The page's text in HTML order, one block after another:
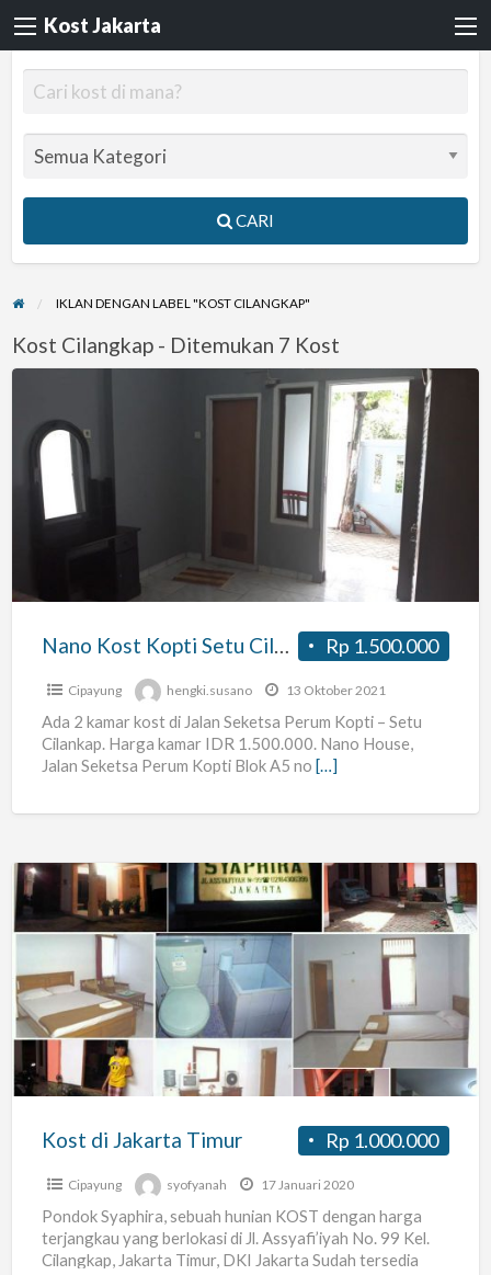
Kost Jakarta
CARI
IKLAN DENGAN LABEL "KOST CILANGKAP"
Kost Cilangkap - Ditemukan 7 Kost
Nano
Kost
Kopti
Setu
Rp 1.500.000
Nano Kost Kopti Setu Cilangkap JakTim
Cipayung hengki.susano 13 Oktober 2021
Ada 2 kamar kost di Jalan Seketsa Perum Kopti – Setu
Cilankap. Harga kamar IDR 1.500.000. Nano House,
Jalan Seketsa Perum Kopti Blok A5 no […]
Kost
Jakarta
Timur
Rp 1.000.000
Kost di Jakarta Timur
Cipayung syofyanah 17 Januari 2020
Pondok Syaphira, sebuah hunian KOST dengan harga
terjangkau yang berlokasi di Jl. Assyafi’iyah No. 99 Kel.
Cilangkap, Jakarta Timur, DKI Jakarta Sudah tersedia